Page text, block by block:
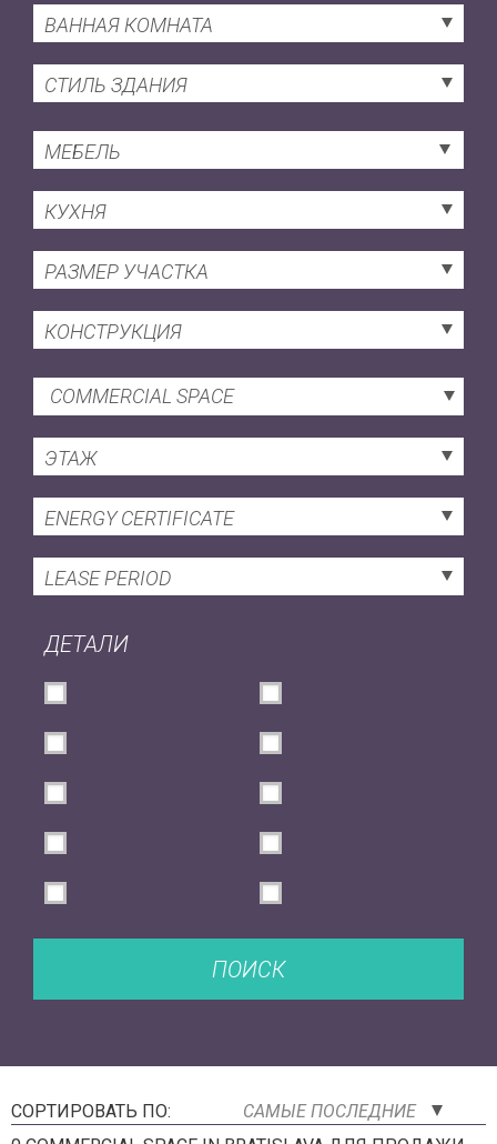
ВАННАЯ КОМНАТА
СТИЛЬ ЗДАНИЯ
МЕБЕЛЬ
КУХНЯ
РАЗМЕР УЧАСТКА
КОНСТРУКЦИЯ
COMMERCIAL SPACE
ЭТАЖ
ENERGY CERTIFICATE
LEASE PERIOD
ДЕТАЛИ
ПОИСК
СОРТИРОВАТЬ ПО:
САМЫЕ ПОСЛЕДНИЕ